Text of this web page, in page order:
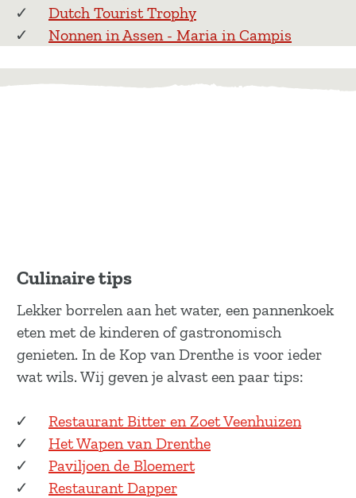
Dutch Tourist Trophy
Nonnen in Assen - Maria in Campis
Culinaire tips
Lekker borrelen aan het water, een pannenkoek
eten met de kinderen of gastronomisch
genieten. In de Kop van Drenthe is voor ieder
wat wils. Wij geven je alvast een paar tips:
Restaurant Bitter en Zoet Veenhuizen
Het Wapen van Drenthe
Paviljoen de Bloemert
Restaurant Dapper